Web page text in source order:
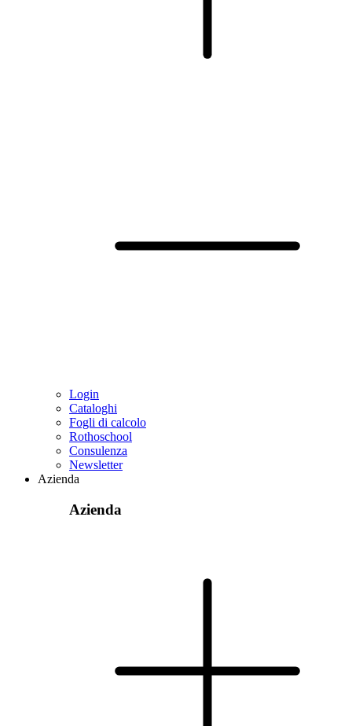
Login
Cataloghi
Fogli di calcolo
Rothoschool
Consulenza
Newsletter
Azienda
Azienda